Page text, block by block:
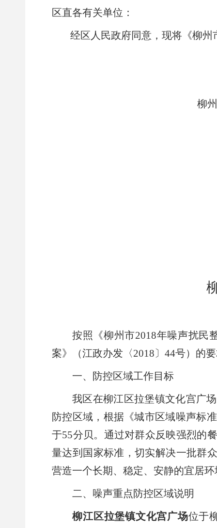
区直各有关单位：
经区人民政府同意，现将《柳
柳
按照《柳州市2018年噪声扰民
案》（江政办发〈2018〕 44号）的
一、防控区域工作目标
我区在柳江区拉堡镇文化宫广
防控区域，根据《城市区域噪声标
于55分贝。通过对群众反映强烈的
量达到国家标准，切实解决一批群
营造一个长期、稳定、安静的宜居环
二、噪声重点防控区域说明
柳江区拉堡镇文化宫广场位于